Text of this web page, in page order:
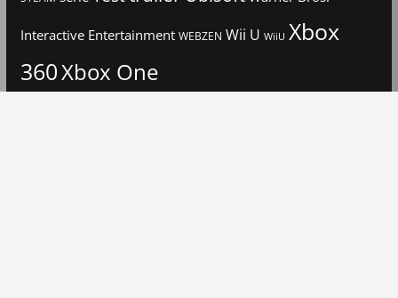
Interactive Entertainment WEBZEN Wii U WiiU Xbox
360Xbox One